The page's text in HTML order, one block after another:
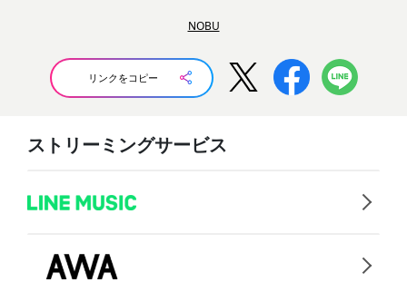
NOBU
リンクをコピー
ストリーミングサービス